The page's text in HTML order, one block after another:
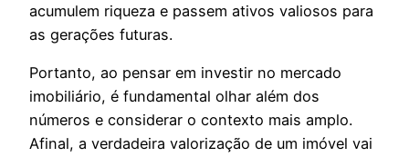
acumulem riqueza e passem ativos valiosos para
as gerações futuras.
Portanto, ao pensar em investir no mercado
imobiliário, é fundamental olhar além dos
números e considerar o contexto mais amplo.
Afinal, a verdadeira valorização de um imóvel vai